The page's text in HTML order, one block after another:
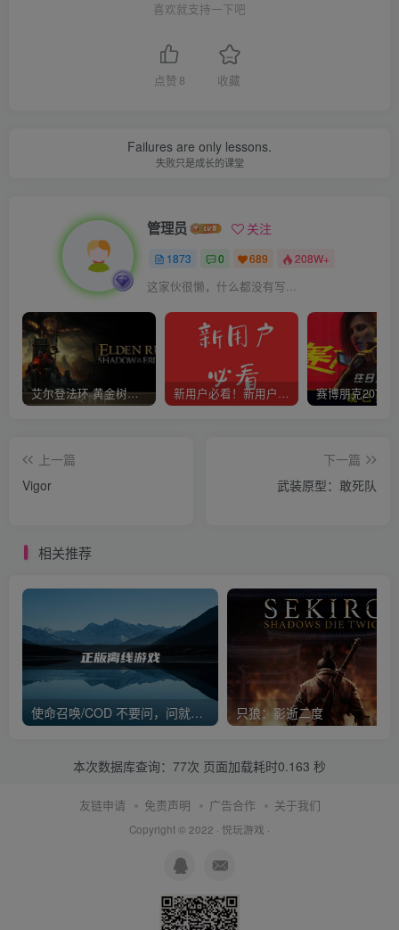
喜欢就支持一下吧
点赞 8 收藏
Failures are only lessons.
失败只是成长的课堂
管理员 关注
1873 0 689 208W+
这家伙很懒，什么都没有写...
艾尔登法环 黄金树幽影 新用户必看！新用户必看！新用户必看！！！
上一篇
Vigor
下一篇
武装原型：敢死队
相关推荐
使命召唤/COD 不要问，问就回答没有 只狼：影逝二度
本次数据库查询：77次 页面加载耗时0.163 秒
友链申请 免责声明 广告合作 关于我们
Copyright © 2022 · 悦玩游戏 ·